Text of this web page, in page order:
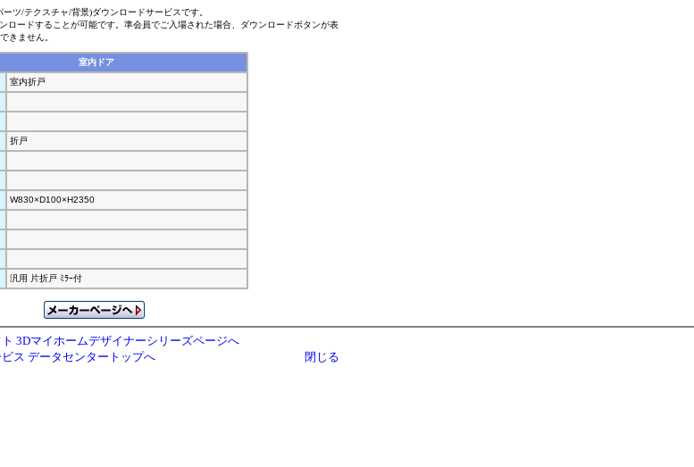
ツ/テクスチャ/背景)ダウンロードサービスです。
ロードすることが可能です。準会員でご入場された場合、ダウンロードボタンが表
きません。
室内ドア
室内折戸
折戸
W830×D100×H2350
汎用 片折戸 ﾐﾗｰ付
3Dマイホームデザイナーシリーズページへ
ス データセンタートップへ
閉じる